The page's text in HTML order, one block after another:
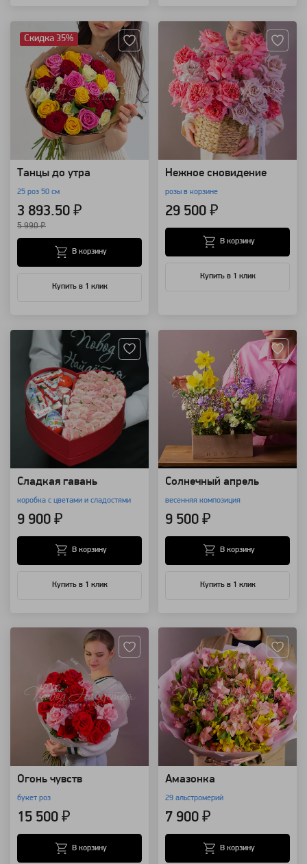
Скидка 35%
Танцы до утра
25 роз 50 см
3 893.50 ₽
5 990 ₽
Купить в 1 клик
В корзину
Нежное сновидение
розы в корзине
29 500 ₽
Купить в 1 клик
В корзину
Сладкая гавань
коробка с цветами и сладостями
9 900 ₽
Купить в 1 клик
В корзину
Солнечный апрель
весенняя композиция
9 500 ₽
Купить в 1 клик
В корзину
Огонь чувств
букет роз
15 500 ₽
В корзину
Амазонка
29 альстромерий
7 900 ₽
В корзину